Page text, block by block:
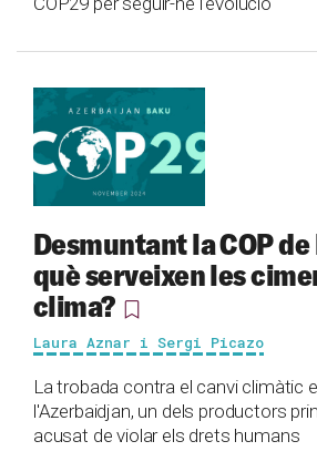
Desmuntant la COP
què serveixen les
clima?
Laura Aznar i Sergi Picazo
La trobada contra el canvi climàtic
l'Azerbaidjan, un dels productors
acusat de violar els drets humans